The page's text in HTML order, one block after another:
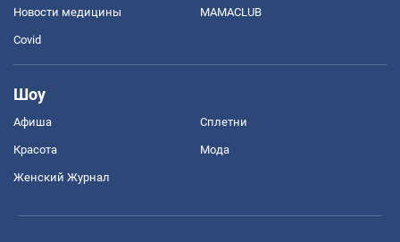
Новости медицины MAMACLUB
Covid
Шоу
Афиша Сплетни
Красота Мода
Женский Журнал